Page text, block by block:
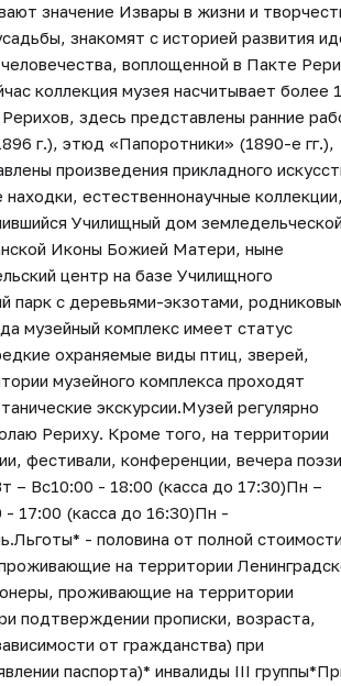
значение Извары в жизни и
знакомят с историей развития
воплощенной в Пакте
коллекция музея насчитывает более
здесь представлены ранние
г.), этюд «Папоротники» (1890-е гг.),
произведения прикладного
естественнонаучные коллекции,
Училищный дом земледельческой
Иконы Божией Матери, ныне
центр на базе Училищного
парк с деревьями-экзотами,
музейный комплекс имеет статус
охраняемые виды птиц, зверей,
музейного комплекса проходят
экскурсии.Музей регулярно
Рериху. Кроме того, на территории
фестивали, конференции, вечера
– Вс10:00 - 18:00 (касса до 17:30)Пн –
17:00 (касса до 16:30)Пн -
- половина от полной стоимости
на территории
проживающие на территории
подтверждении прописки, возраста,
от гражданства) при
паспорта)* инвалиды III